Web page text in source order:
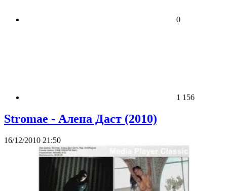
0
1 156
Stromae - Алена Даст (2010)
16/12/2010 21:50